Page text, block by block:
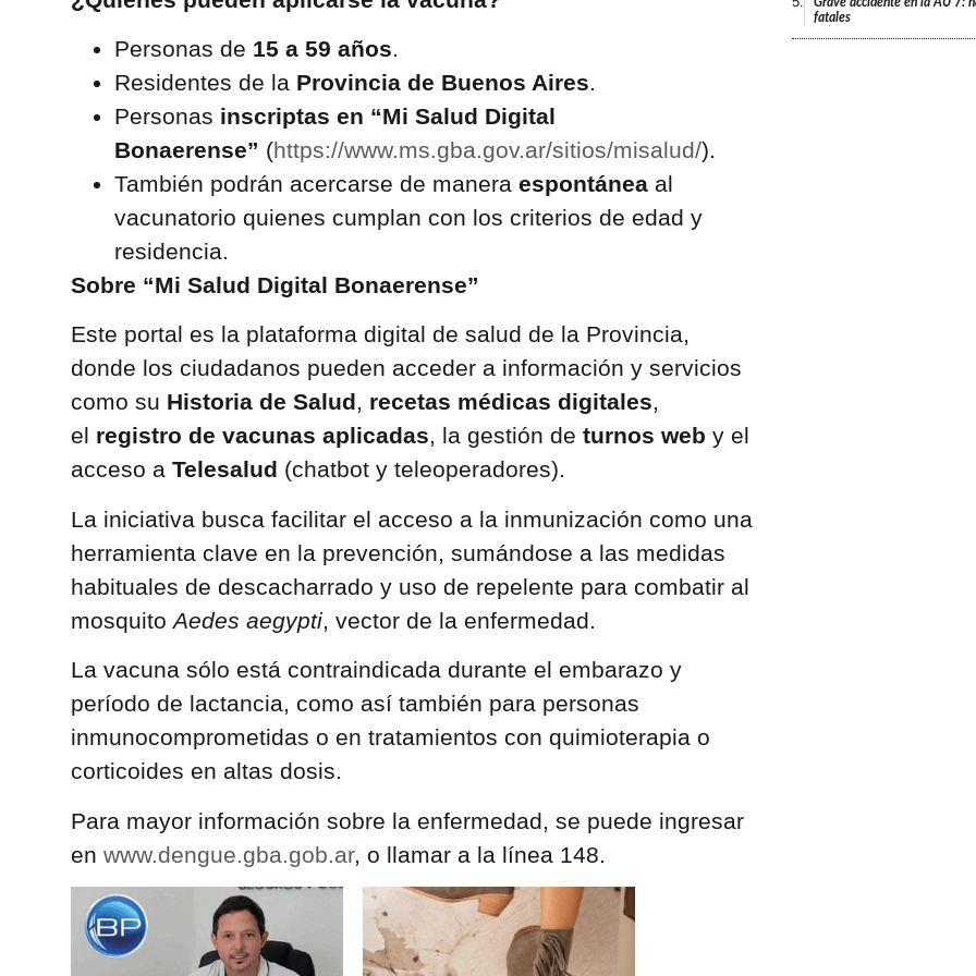
Personas de 15 a 59 años.
Residentes de la Provincia de Buenos Aires.
Personas inscriptas en “Mi Salud Digital
Bonaerense” (https://www.ms.gba.gov.ar/sitios/misalud/).
También podrán acercarse de manera espontáneaal
vacunatorio quienes cumplan con los criterios de edad y
residencia.
Sobre “Mi Salud Digital Bonaerense”
Este portal es la plataforma digital de salud de la Provincia,
donde los ciudadanos pueden acceder a información y servicios
como su Historia de Salud, recetas médicas digitales,
el registro de vacunas aplicadas, la gestión de turnos web y el
acceso a Telesalud (chatbot y teleoperadores).
La iniciativa busca facilitar el acceso a la inmunización como una
herramienta clave en la prevención, sumándose a las medidas
habituales de descacharrado y uso de repelente para combatir al
mosquitoAedes aegypti, vector de la enfermedad.
La vacuna sólo está contraindicada durante el embarazo y
período de lactancia, como así también para personas
inmunocomprometidas o en tratamientos con quimioterapia o
corticoides en altas dosis.
Para mayor información sobre la enfermedad, se puede ingresar
en www.dengue.gba.gob.ar, o llamar a la línea 148.
fatales